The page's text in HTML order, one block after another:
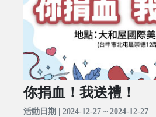
你捐血！我送禮！
活動日期 | 2024-12-27 ~ 2024-12-27